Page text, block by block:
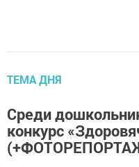
ТЕМА ДНЯ
Среди
конкурс